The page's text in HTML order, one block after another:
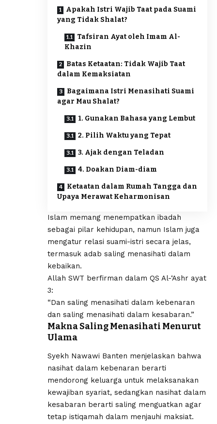
Apakah Istri Wajib Taat pada Suami
yang Tidak Shalat?
Tafsiran Ayat oleh Imam Al-
Khazin
Batas Ketaatan: Tidak Wajib Taat
dalam Kemaksiatan
Bagaimana Istri Menasihati Suami
agar Mau Shalat?
1. Gunakan Bahasa yang Lembut
2. Pilih Waktu yang Tepat
3. Ajak dengan Teladan
4. Doakan Diam-diam
Ketaatan dalam Rumah Tangga dan
Upaya Merawat Keharmonisan
Islam memang menempatkan ibadah
sebagai pilar kehidupan, namun Islam juga
mengatur relasi suami-istri secara jelas,
termasuk adab saling menasihati dalam
kebaikan.
Allah SWT berfirman dalam QS Al-‘Ashr ayat
3:
“Dan saling menasihati dalam kebenaran
dan saling menasihati dalam kesabaran.”
Makna Saling Menasihati Menurut
Ulama
Syekh Nawawi Banten menjelaskan bahwa
nasihat dalam kebenaran berarti
mendorong keluarga untuk melaksanakan
kewajiban syariat, sedangkan nasihat dalam
kesabaran berarti saling menguatkan agar
tetap istiqamah dalam menjauhi maksiat.